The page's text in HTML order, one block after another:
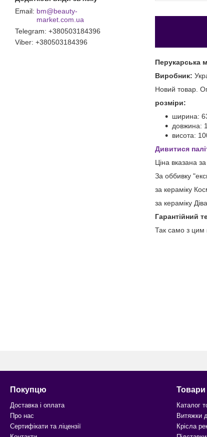
bm@beauty-
market.com.ua
Telegram +380503184396
Viber +380503184396
Перукарська
Виробник:
Новий товар.
розміри:
ширина:
довжина:
висота:
Дивитися
Ціна вказана
За оббивку
за кераміку
за кераміку
Гарантійний
Так само з
Покупцю
Доставка і оплата
Про нас
Сертифікати та ліцензії
Товари
Каталог
Витяжки
Крісла